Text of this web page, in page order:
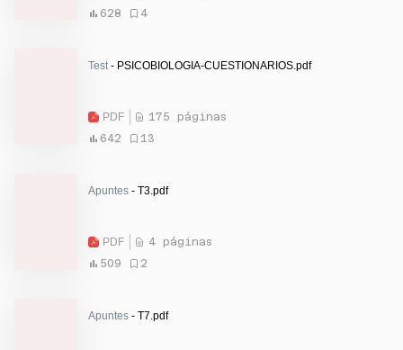
628
4
Test - PSICOBIOLOGIA-CUESTIONARIOS.pdf
PDF
175 páginas
642
13
Apuntes - T3.pdf
PDF
4 páginas
509
2
Apuntes - T7.pdf